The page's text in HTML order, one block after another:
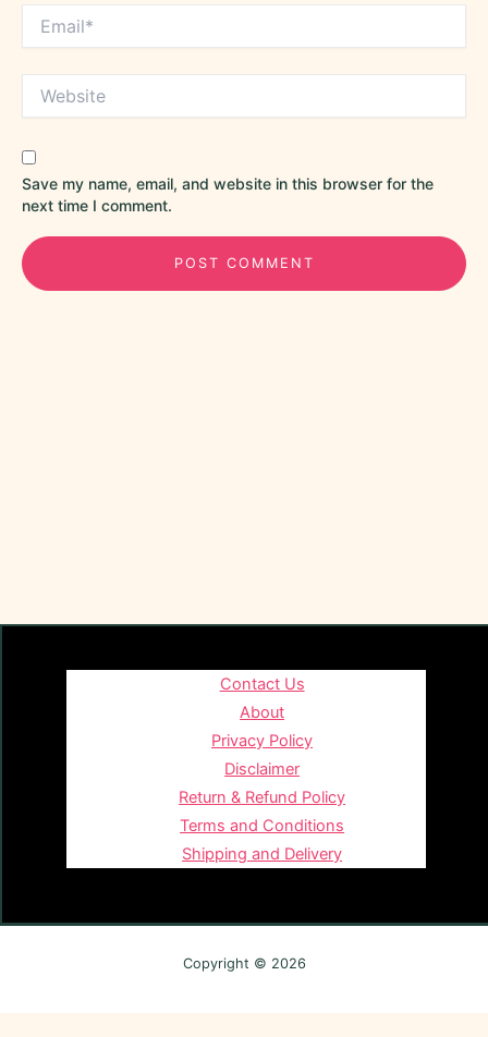
Save my name, email, and website in this browser for the
next time I comment.
Contact Us
About
Privacy Policy
Disclaimer
Return & Refund Policy
Terms and Conditions
Shipping and Delivery
Copyright © 2026